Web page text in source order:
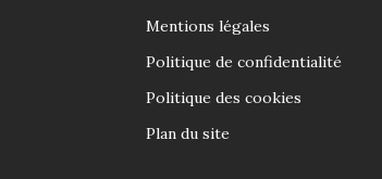
Mentions légales
Politique de confidentialité
Politique des cookies
Plan du site